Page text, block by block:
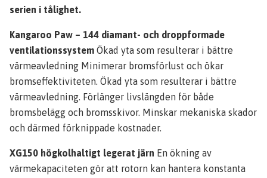
serien i tålighet.
Kangaroo Paw – 144 diamant- och droppformade
ventilationssystem Ökad yta som resulterar i bättre
värmeavledning Minimerar bromsförlust och ökar
bromseffektiviteten. Ökad yta som resulterar i bättre
värmeavledning. Förlänger livslängden för både
bromsbelägg och bromsskivor. Minskar mekaniska skador
och därmed förknippade kostnader.
XG150 högkolhaltigt legerat järn En ökning av
värmekapaciteten gör att rotorn kan hantera konstanta